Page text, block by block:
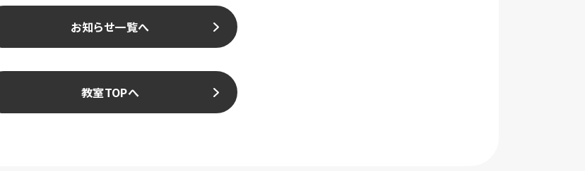
お知らせ一覧へ
教室TOPへ